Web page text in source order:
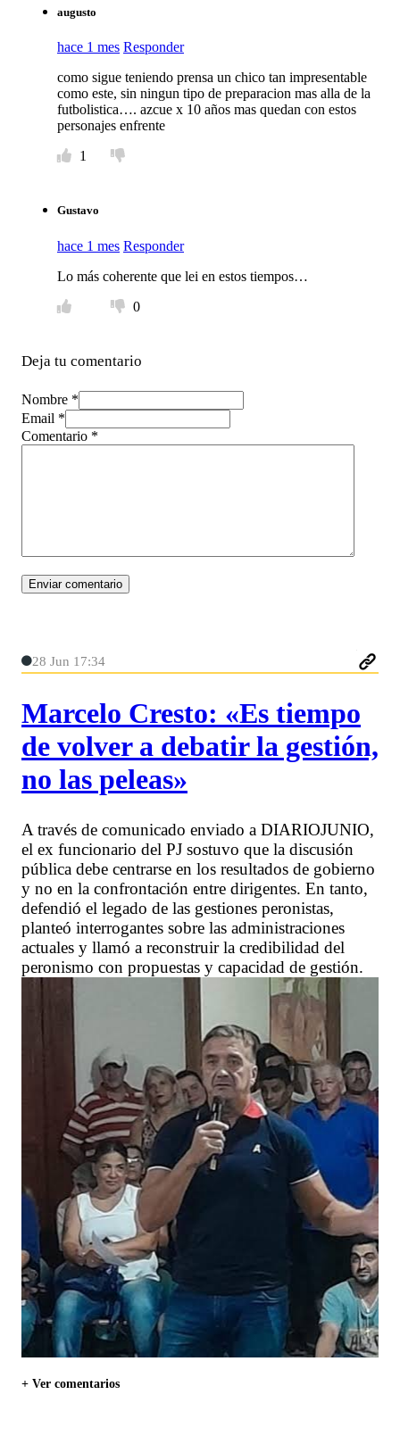
augusto
hace 1 mes Responder
como sigue teniendo prensa un chico tan impresentable
como este, sin ningun tipo de preparacion mas alla de la
futbolistica…. azcue x 10 años mas quedan con estos
personajes enfrente
1
Gustavo
hace 1 mes Responder
Lo más coherente que lei en estos tiempos…
0
Deja tu comentario
Nombre *
Email *
Comentario *
28 Jun 17:34
Marcelo Cresto: «Es tiempo
de volver a debatir la gestión,
no las peleas»
A través de comunicado enviado a DIARIOJUNIO,
el ex funcionario del PJ sostuvo que la discusión
pública debe centrarse en los resultados de gobierno
y no en la confrontación entre dirigentes. En tanto,
defendió el legado de las gestiones peronistas,
planteó interrogantes sobre las administraciones
actuales y llamó a reconstruir la credibilidad del
peronismo con propuestas y capacidad de gestión.
+ Ver comentarios